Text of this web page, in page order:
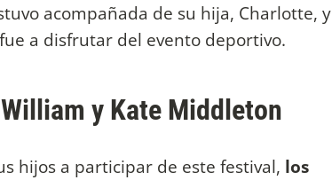
acompañada de su hija, Charlotte, y
a disfrutar del evento deportivo.
y Kate Middleton
hijos a participar de este festival, los